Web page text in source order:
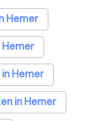
Hemer
Hemer
Hemer
in Hemer